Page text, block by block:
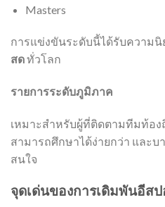
Masters
การแข่งขันระดับนี้ได้รับความ
สดทั่วโลก
รายการระดับภูมิภาค
เหมาะสำหรับผู้ที่ติดตามทีมท้อง
สามารถศึกษาได้ง่ายกว่า และบ
สนใจ
จุดเด่นของการเดิมพันอีสป